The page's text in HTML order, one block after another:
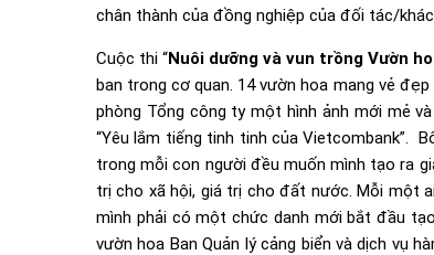
chân thành của đồng nghiệp của đối tác/
Cuộc thi “Nuôi dưỡng và vun trồng Vườn
ban trong cơ quan. 14 vườn hoa mang vẻ
phòng Tổng công ty một hình ảnh mới mẻ
“Yêu lắm tiếng tinh tinh của Vietcombank”.
trong mỗi con người đều muốn mình tạo ra
trị cho xã hội, giá trị cho đất nước. Mỗi một
mình phải có một chức danh mới bắt đầu
vườn hoa Ban Quản lý cảng biển và dịch vụ